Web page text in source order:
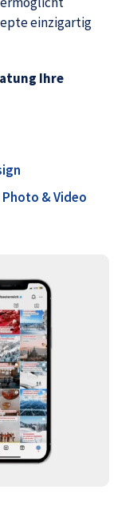
einzigartig
Ihre
Photo & Video